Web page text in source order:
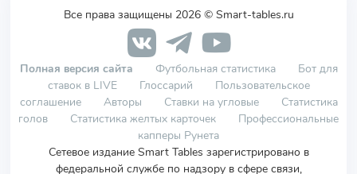
Все права защищены 2026 © Smart-tables.ru
Полная версия сайта Футбольная статистика
Бот для
ставок в LIVE
Глоссарий
Пользовательское
соглашение
Авторы Ставки на угловые
Статистика
голов
Статистика желтых карточек
Профессиональные
капперы Рунета
Сетевое издание Smart Tables зарегистрировано в
федеральной службе по надзору в сфере связи,